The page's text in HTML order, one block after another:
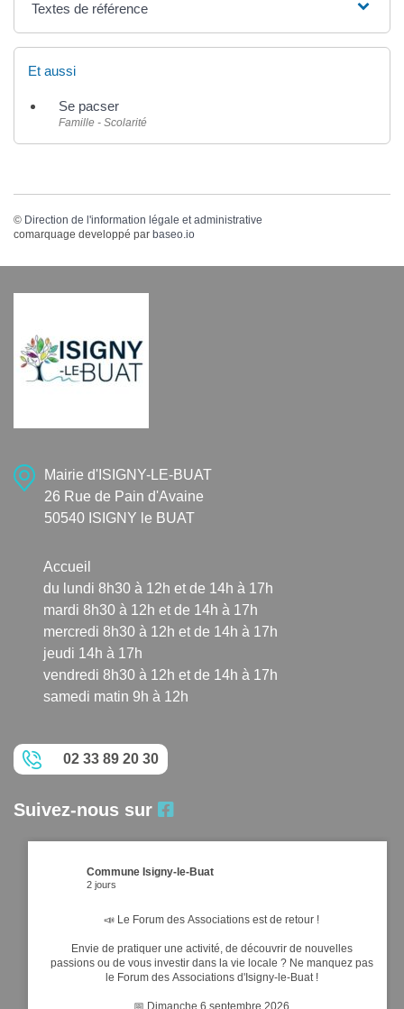
Textes de référence
Et aussi
Se pacser
Famille - Scolarité
© Direction de l'information légale et administrative
comarquage developpé par baseo.io
Mairie d'ISIGNY-LE-BUAT
26 Rue de Pain d'Avaine
50540 ISIGNY le BUAT
Accueil
du lundi 8h30 à 12h et de 14h à 17h
mardi 8h30 à 12h et de 14h à 17h
mercredi 8h30 à 12h et de 14h à 17h
jeudi 14h à 17h
vendredi 8h30 à 12h et de 14h à 17h
samedi matin 9h à 12h
02 33 89 20 30
Suivez-nous sur
Commune Isigny-le-Buat
2 jours
📣 Le Forum des Associations est de retour !
Envie de pratiquer une activité, de découvrir de nouvelles
passions ou de vous investir dans la vie locale ? Ne manquez pas
le Forum des Associations d'Isigny-le-Buat !
📅 Dimanche 6 septembre 2026